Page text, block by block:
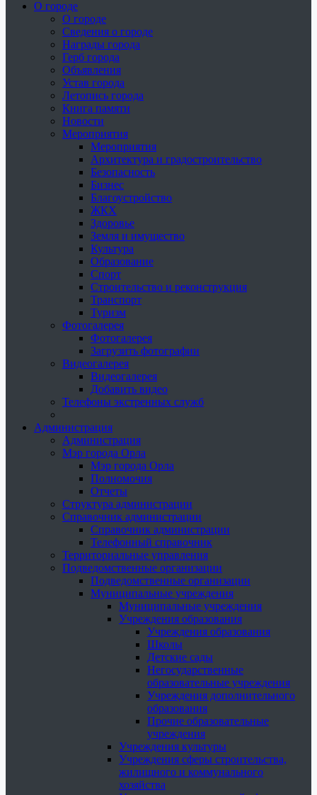
О городе
О городе
Сведения о городе
Награды города
Герб города
Объявления
Устав города
Летопись города
Книга памяти
Новости
Мероприятия
Мероприятия
Архитектура и градостроительство
Безопасность
Бизнес
Благоустройство
ЖКХ
Здоровье
Земля и имущество
Культура
Образование
Спорт
Строительство и реконструкция
Транспорт
Туризм
Фотогалерея
Фотогалерея
Загрузить фотографии
Видеогалерея
Видеогалерея
Добавить видео
Телефоны экстренных служб
Администрация
Администрация
Мэр города Орла
Мэр города Орла
Полномочия
Отчеты
Структура администрации
Справочник администрации
Справочник администрации
Телефонный справочник
Территориальные управления
Подведомственные организации
Подведомственные организации
Муниципальные учреждения
Муниципальные учреждения
Учреждения образования
Учреждения образования
Школы
Детские сады
Негосударственные
образовательные учреждения
Учреждения дополнительного
образования
Прочие образовательные
учреждения
Учреждения культуры
Учреждения сферы строительства,
жилищного и коммунального
хозяйства